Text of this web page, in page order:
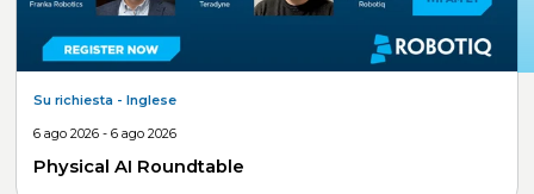
Su richiesta - Inglese
6 ago 2026 - 6 ago 2026
Physical AI Roundtable